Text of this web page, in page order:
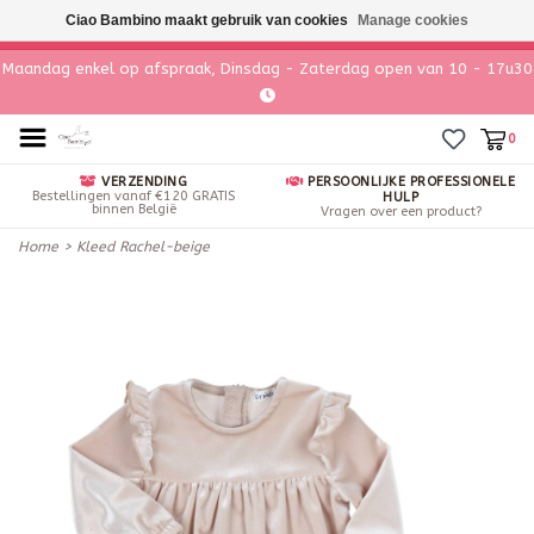
Maandag enkel op afspraak, Dinsdag - Zaterdag open van 10 - 17u30
0
VERZENDING
Bestellingen vanaf €120 GRATIS
binnen België
PERSOONLIJKE PROFESSIONELE
HULP
Vragen over een product?
Home > Kleed Rachel-beige
Ciao Bambino maakt gebruik van cookies Manage cookies